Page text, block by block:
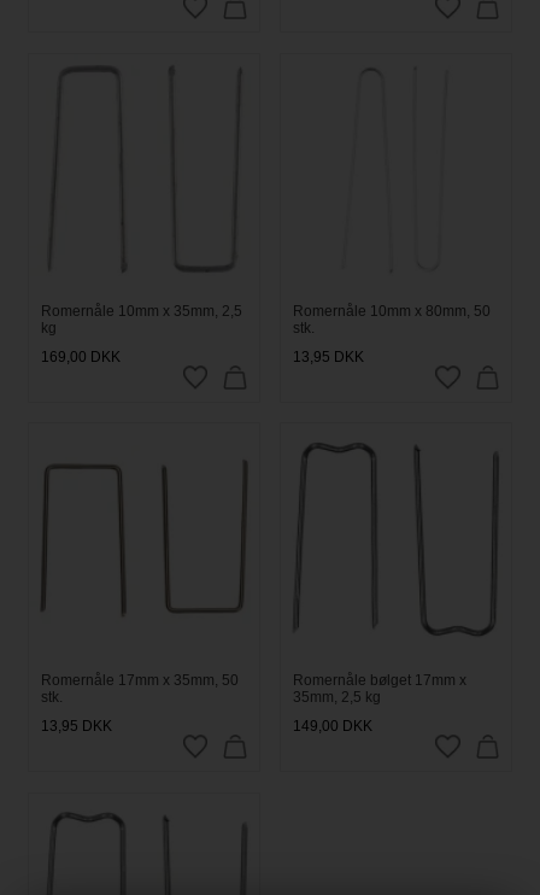
Romernåle 10mm x 35mm, 2,5
kg
169,00 DKK
Romernåle 10mm x 80mm, 50
stk.
13,95 DKK
Romernåle 17mm x 35mm, 50
stk.
13,95 DKK
Romernåle bølget 17mm x
35mm, 2,5 kg
149,00 DKK